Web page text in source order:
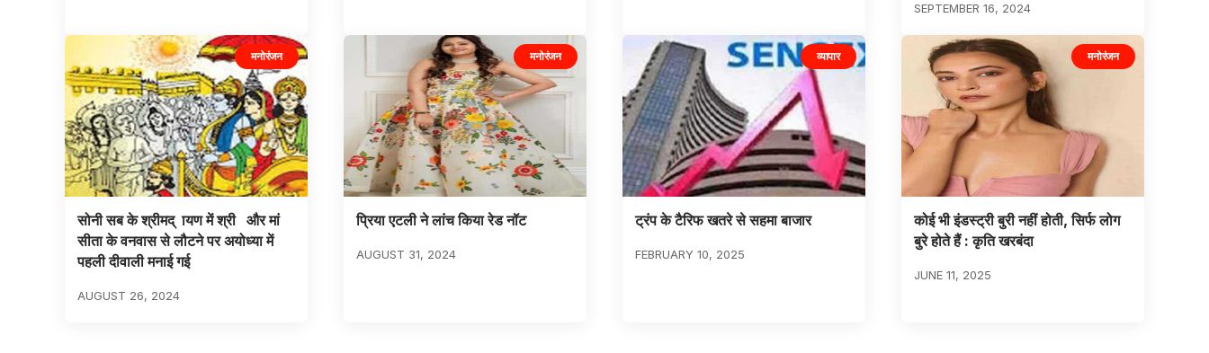
SEPTEMBER 16, 2024
मनोरंजन
सोनी सब के श्रीमद् ायण में श्री और मां
सीता के वनवास से लौटने पर अयोध्या में
पहली दीवाली मनाई गई
AUGUST 26, 2024
मनोरंजन
प्रिया एटली ने लांच किया रेड नॉट
AUGUST 31, 2024
व्यापार
ट्रंप के टैरिफ खतरे से सहमा बाजार
FEBRUARY 10, 2025
मनोरंजन
कोई भी इंडस्ट्री बुरी नहीं होती, सिर्फ लोग
बुरे होते हैं : कृति खरबंदा
JUNE 11, 2025